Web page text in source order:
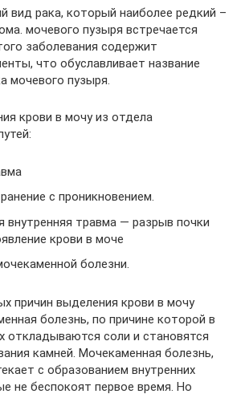
вид рака, который наиболее редкий –
мочевого пузыря встречается
заболевания содержит
что обуславливает название
мочевого пузыря.
крови в мочу из отдела
с проникновением.
внутренняя травма — разрыв почки
крови в моче
болезни.
причин выделения крови в мочу
болезнь, по причине которой в
откладываются соли и становятся
камней. Мочекаменная болезнь,
с образованием внутренних
не беспокоят первое время. Но